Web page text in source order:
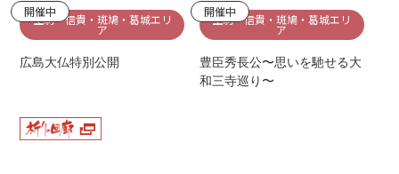
開催中
生駒・信貴・斑鳩・葛城エリ
ア
広島大仏特別公開
開催中
生駒・信貴・斑鳩・葛城エリ
ア
豊臣秀長公〜思いを馳せる大
和三寺巡り〜